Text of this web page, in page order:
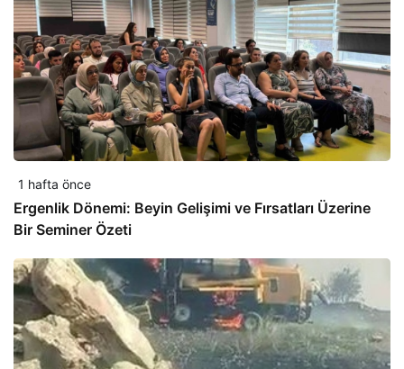
1 hafta önce
Ergenlik Dönemi: Beyin Gelişimi ve Fırsatları Üzerine
Bir Seminer Özeti